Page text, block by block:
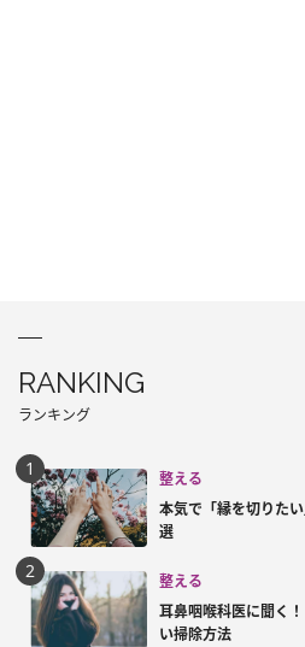
RANKING
ランキング
整える
本気で「縁を切りた
選
整える
耳鼻咽喉科医に聞く
い掃除方法